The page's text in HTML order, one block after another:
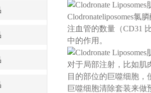
Clodronateliposomes
注血管的数量（CD31
中的作用。
对于局部注射，比如肌
目的部位的巨噬细胞，
巨噬细胞清除套装来做